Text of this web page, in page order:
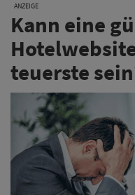
ANZEIGE
Kann eine
teuerste